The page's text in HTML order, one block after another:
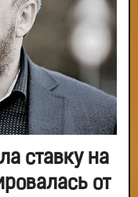
ставку на
от